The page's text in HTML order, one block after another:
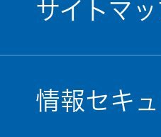
サイトマ
情報セキ